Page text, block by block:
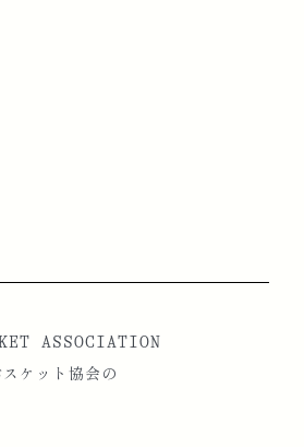
ASSOCIATION
ケット協会の